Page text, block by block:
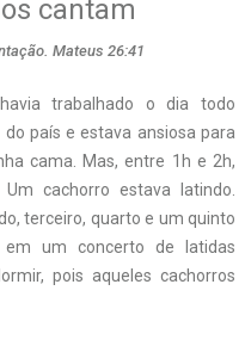
cantam
Mateus 26:41
trabalhado o dia todo
país e estava ansiosa para
cama. Mas, entre 1h e 2h,
cachorro estava latindo.
terceiro, quarto e um quinto
um concerto de latidas
pois aqueles cachorros